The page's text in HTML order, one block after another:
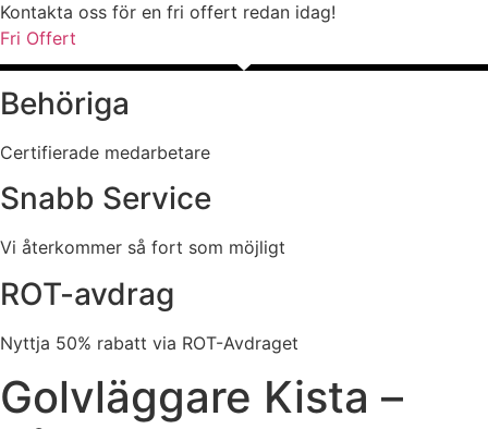
Kontakta oss för en fri offert redan idag!
Fri Offert
Behöriga
Certifierade medarbetare
Snabb Service
Vi återkommer så fort som möjligt
ROT-avdrag
Nyttja 50% rabatt via ROT-Avdraget
Golvläggare Kista –